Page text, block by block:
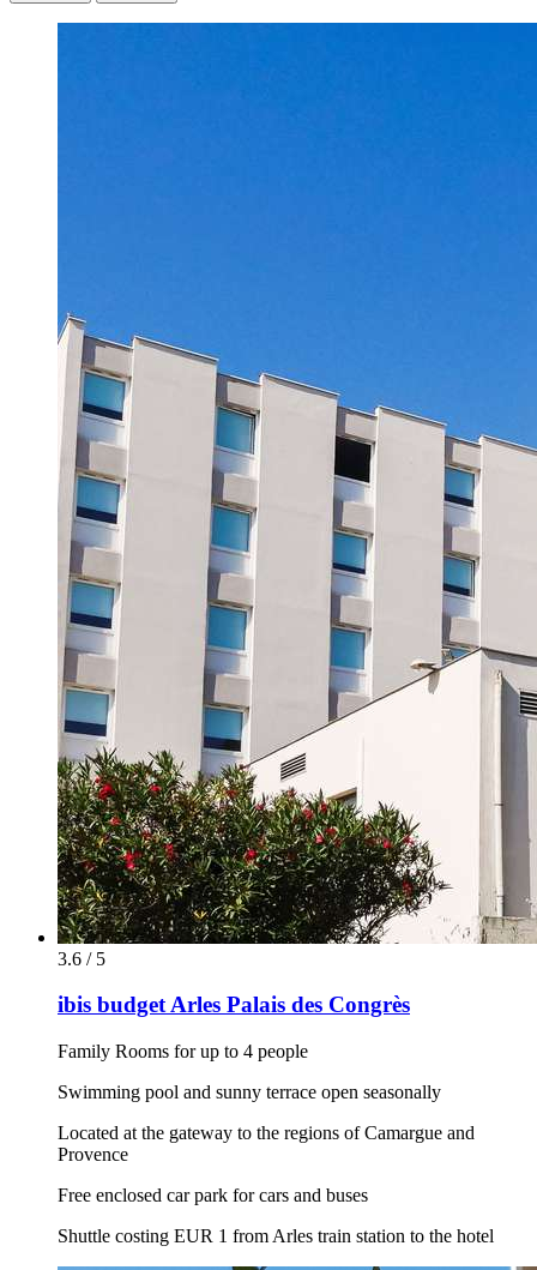
3.6 / 5
ibis budget Arles Palais des Congrès
Family Rooms for up to 4 people
Swimming pool and sunny terrace open seasonally
Located at the gateway to the regions of Camargue and
Provence
Free enclosed car park for cars and buses
Shuttle costing EUR 1 from Arles train station to the hotel